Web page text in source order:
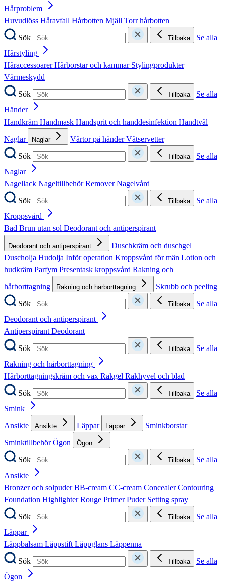
Hårproblem
Huvudlöss Håravfall Hårbotten Mjäll Torr hårbotten
Sök
Tillbaka
Se alla
Hårstyling
HåraccessoarerHårborstar och kammar Stylingprodukter
Värmeskydd
Sök
Tillbaka
Se alla
Händer
Handkräm Handmask Handsprit och handdesinfektion Handtvål
Naglar
Naglar Vårtor på händerVåtservetter
Sök
Tillbaka
Se alla
Naglar
Nagellack NageltillbehörRemoverNagelvård
Sök
Tillbaka
Se alla
Kroppsvård
Bad Brun utan sol Deodorant och antiperspirant
Deodorant och antiperspirant
Duschkräm och duschgel
Duscholja Hudolja Inför operation Kroppsvård för män Lotion och
hudkräm Parfym Presentask kroppsvård Rakning och
hårborttagning
Rakning och hårborttagning
Skrubb och peeling
Sök
Tillbaka
Se alla
Deodorant och antiperspirant
AntiperspirantDeodorant
Sök
Tillbaka
Se alla
Rakning och hårborttagning
Hårborttagningskräm och vax Rakgel Rakhyvel och blad
Sök
Tillbaka
Se alla
Smink
Ansikte
Ansikte Läppar Läppar
Sminkborstar
SminktillbehörÖgon Ögon
Sök Tillbaka
Se alla
Ansikte
Bronzer och solpuderBB-cream CC-cream ConcealerContouring
Foundation HighlighterRouge PrimerPuder Setting spray
Sök
Tillbaka
Se alla
Läppar
Läppbalsam LäppstiftLäppglans Läppenna
Sök
Tillbaka
Se alla
Ögon